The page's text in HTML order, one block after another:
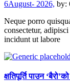
6August- 2026, by:
Neque porro
consectetur,
incidunt ut labore
क्षतिपूर्ति पाउन